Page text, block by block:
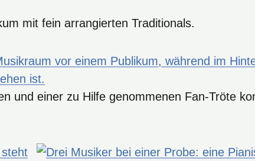
mit fein arrangierten Traditionals.
und einer zu Hilfe genommenen Fan-Tröte